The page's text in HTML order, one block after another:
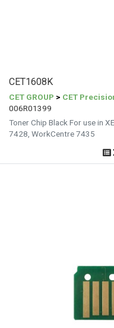
CET1608K
CET GROUP > CET
006R01399
Toner Chip Black For use in
7428, WorkCentre 7435